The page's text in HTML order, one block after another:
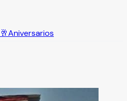
🥂Aniversarios